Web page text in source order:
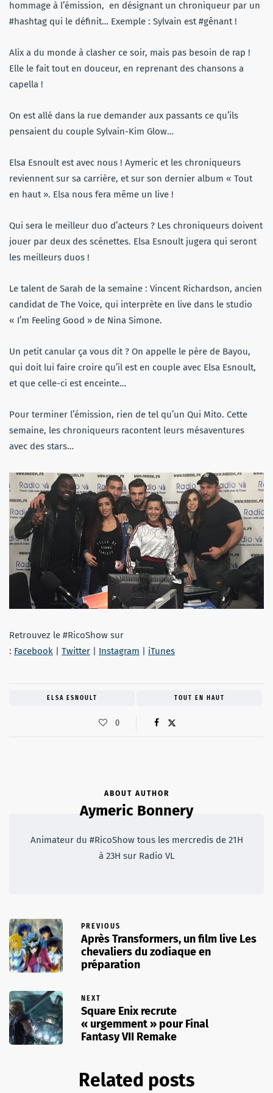
hommage à l’émission, en désignant un chroniqueur par un
#hashtag qui le définit… Exemple : Sylvain est #gênant !
Alix a du monde à clasher ce soir, mais pas besoin de rap !
Elle le fait tout en douceur, en reprenant des chansons a
capella !
On est allé dans la rue demander aux passants ce qu’ils
pensaient du couple Sylvain-Kim Glow…
Elsa Esnoult est avec nous ! Aymeric et les chroniqueurs
reviennent sur sa carrière, et sur son dernier album « Tout
en haut ». Elsa nous fera même un live !
Qui sera le meilleur duo d’acteurs ? Les chroniqueurs doivent
jouer par deux des scénettes. Elsa Esnoult jugera qui seront
les meilleurs duos !
Le talent de Sarah de la semaine : Vincent Richardson, ancien
candidat de The Voice, qui interprète en live dans le studio
« I’m Feeling Good » de Nina Simone.
Un petit canular ça vous dit ? On appelle le père de Bayou,
qui doit lui faire croire qu’il est en couple avec Elsa Esnoult,
et que celle-ci est enceinte…
Pour terminer l’émission, rien de tel qu’un Qui Mito. Cette
semaine, les chroniqueurs racontent leurs mésaventures
avec des stars…
Retrouvez le #RicoShow sur
: Facebook | Twitter | Instagram | iTunes
ELSA ESNOULT TOUT EN HAUT
0
ABOUT AUTHOR
Aymeric Bonnery
Animateur du #RicoShow tous les mercredis de 21H
à 23H sur Radio VL
PREVIOUS
Après Transformers, un film live Les
chevaliers du zodiaque en
préparation
NEXT
Square Enix recrute
« urgemment » pour Final
Fantasy VII Remake
Related posts